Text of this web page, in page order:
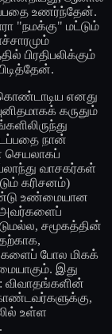
உணர்ந்தேன்.
"நமக்கு" மட்டும்
பிரதிபலிக்கும்
கொண்டாடிய எனது
கருதும்
நான்
செயலாகப்
வாசகர்கள்
கரிசனம்)
உண்மையான
சமூகத்தின்
போல மிகக்
இது
விவாதங்களின்
உள்ள